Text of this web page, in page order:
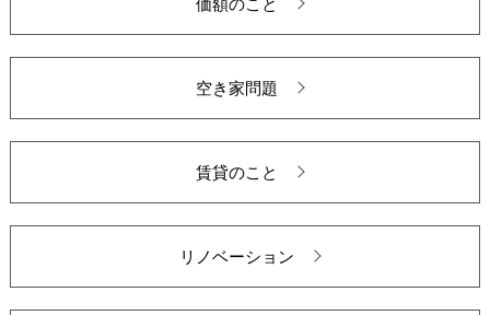
空き家問題
賃貸のこと
リノベーション